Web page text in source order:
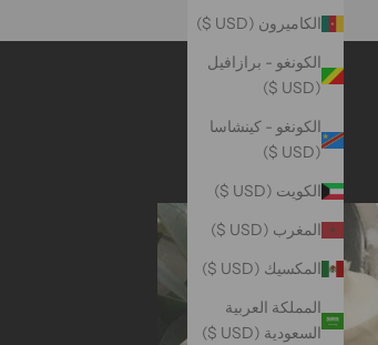
الكاميرون (USD $)
الكونغو - برازافيل
(USD $)
الكونغو - كينشاسا
(USD $)
الكويت (USD $)
المغرب (USD $)
المكسيك (USD $)
المملكة العربية
السعودية (USD $)